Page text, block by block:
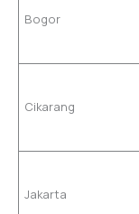
Bogor
Cikarang
Jakarta